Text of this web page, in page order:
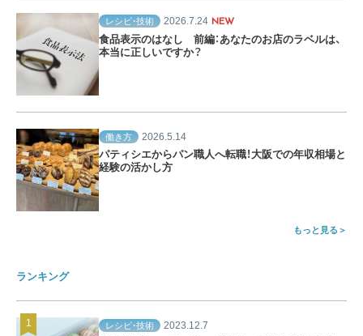
レシピ・技術 2026.7.24 NEW
食品表示のはなし 前編：あなたのお店のラベルは、
本当に正しいですか？
働き方 2026.5.14
パティシエからパン職人へ転職！大阪での年収相場と
経験の活かし方
もっと見る
ランキング
レシピ・技術 2023.12.7